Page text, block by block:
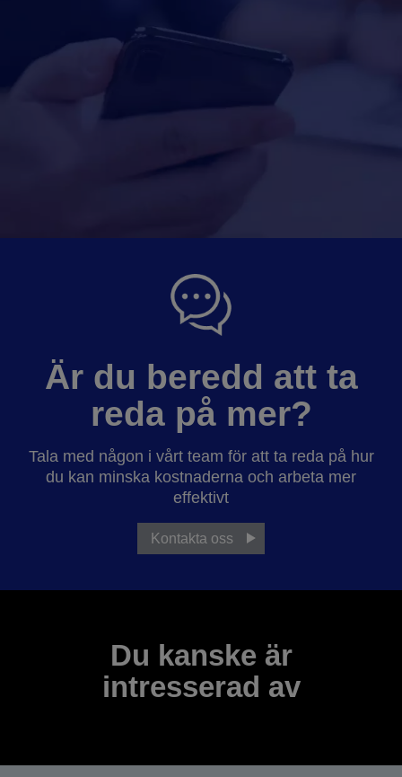
Är du beredd att ta
reda på mer?
Tala med någon i vårt team för att ta reda på hur
du kan minska kostnaderna och arbeta mer
effektivt
Kontakta oss
Du kanske är
intresserad av